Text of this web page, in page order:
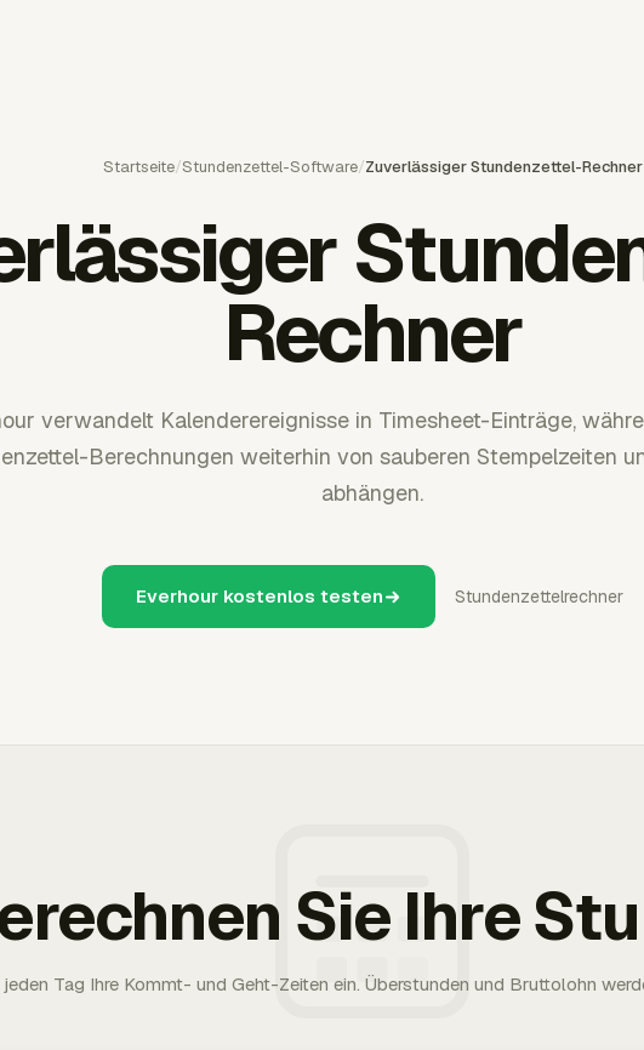
Startseite/Stundenzettel-Software/Zuverlässiger Stundenzettel-Rechner
Rechner
verwandelt Kalenderereignisse in Timesheet-Einträge,
Berechnungen weiterhin von sauberen Stempelzeiten
abhängen.
Everhour kostenlos testen Stundenzettelrechner
Sie Ihre
Tag Ihre Kommt- und Geht-Zeiten ein. Überstunden und Bruttolohn